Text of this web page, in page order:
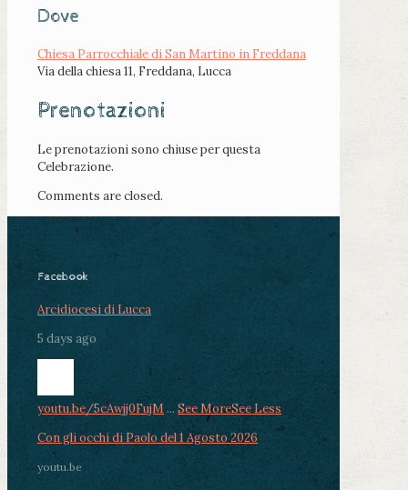
Dove
Chiesa Parrocchiale di San Martino in Freddana
Via della chiesa 11, Freddana, Lucca
Prenotazioni
Le prenotazioni sono chiuse per questa
Celebrazione.
Comments are closed.
Facebook
Arcidiocesi di Lucca
5 days ago
youtu.be/5cAwjj0FujM ... See MoreSee Less
Con gli occhi di Paolo del 1 Agosto 2026
youtu.be